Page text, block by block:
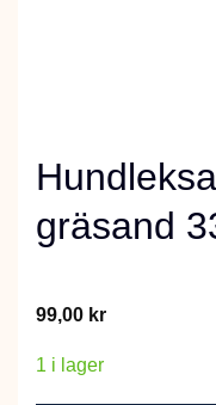
gräsand
99,00 kr
1 i lager